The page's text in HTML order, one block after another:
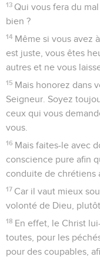
13 Qui vous fera du
bien ?
14 Même si vous avez
est juste, vous êtes
autres et ne vous
15 Mais honorez dans
Seigneur. Soyez
ceux qui vous
vous.
16 Mais faites-le avec
conscience pure afin
conduite de chrétiens
17 Car il vaut mieux
volonté de Dieu, plutôt
18 En effet, le Christ
toutes, pour les
pour des coupables,